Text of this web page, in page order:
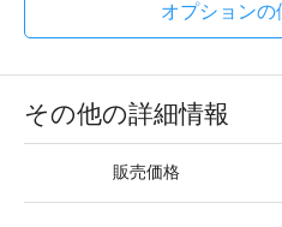
オプションの
その他の詳細情報
販売価格